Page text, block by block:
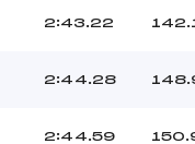
2:43.22
2:44.28
2:44.59